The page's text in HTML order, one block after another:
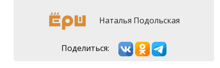
Наталья Подольская
Поделиться: